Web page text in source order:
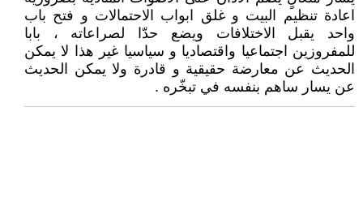
اعادة تنظيم البيت و غلق ابواب الاحتمالات و فتح باب
واحد يقبل الاختلافات ويضع حدّا لصراعاته ، بابا
للمفروزين اجتماعيا واقتصاديا و سياسيا غير هذا لا يمكن
الحديث عن معارضة حقيقية و قادرة ولا يمكن الحديث
عن يسار ساهم بنفسه في تبخّره .